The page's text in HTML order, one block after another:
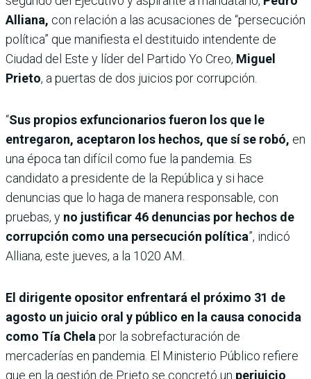
Alliana, con relación a las acusaciones de “persecución
política” que manifiesta el destituido intendente de
Ciudad del Este y líder del Partido Yo Creo, Miguel
Prieto, a puertas de dos juicios por corrupción.
“Sus propios exfuncionarios fueron los que le
entregaron, aceptaron los hechos, que sí se robó, en
una época tan difícil como fue la pandemia. Es
candidato a presidente de la República y si hace
denuncias que lo haga de manera responsable, con
pruebas, y no justificar 46 denuncias por hechos de
corrupción como una persecución política”, indicó
Alliana, este jueves, a la 1020 AM.
El dirigente opositor enfrentará el próximo 31 de
agosto un juicio oral y público en la causa conocida
como Tía Chelapor la sobrefacturación de
mercaderías en pandemia. El Ministerio Público refiere
que en la gestión de Prieto se concretó un perjuicio